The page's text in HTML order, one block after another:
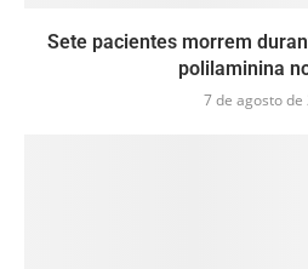
Sete pacientes morrem
polilaminina
7 de agosto de